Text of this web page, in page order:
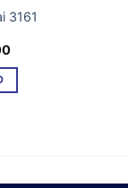
3161
El
actual